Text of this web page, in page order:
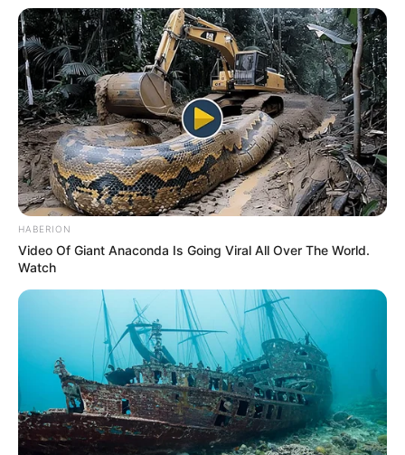
HABERION
Video Of Giant Anaconda Is Going Viral All Over The World.
Watch